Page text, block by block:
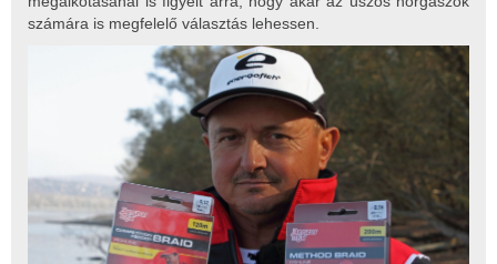
számára is megfelelő választás lehessen.